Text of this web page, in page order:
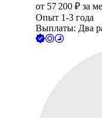
от 57 200 ₽ за
Опыт 1-3 года
Выплаты: Два